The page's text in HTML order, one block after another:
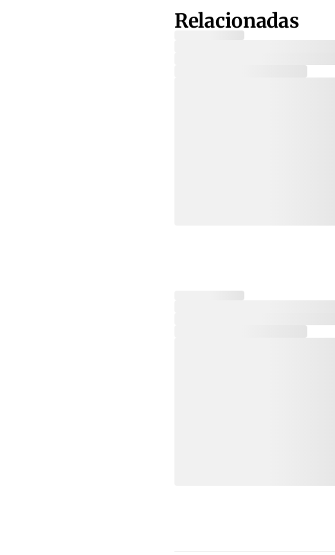
Relacionadas